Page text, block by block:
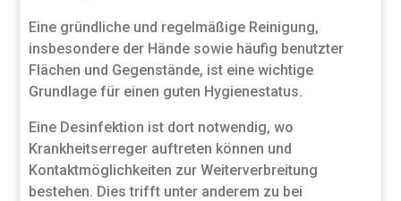
Eine gründliche und regelmäßige Reinigung,
insbesondere der Hände sowie häufig benutzter
Flächen und Gegenstände, ist eine wichtige
Grundlage für einen guten Hygienestatus.
Eine Desinfektion ist dort notwendig, wo
Krankheitserreger auftreten können und
Kontaktmöglichkeiten zur Weiterverbreitung
bestehen. Dies trifft unter anderem zu bei